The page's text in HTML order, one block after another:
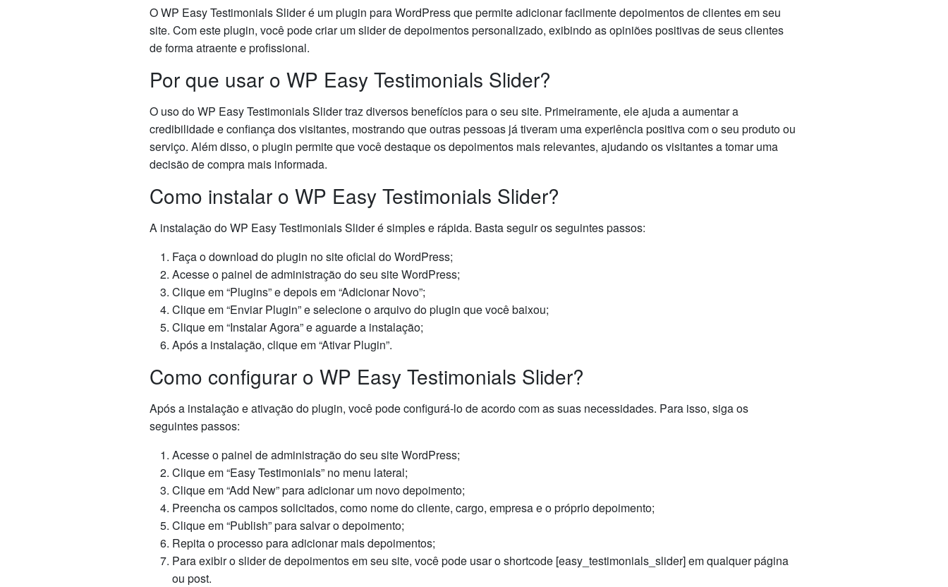
O WP Easy Testimonials Slider é um plugin para WordPress que permite adicionar facilmente depoimentos de clientes em seu
site. Com este plugin, você pode criar um slider de depoimentos personalizado, exibindo as opiniões positivas de seus clientes
de forma atraente e profissional.
Por que usar o WP Easy Testimonials Slider?
O uso do WP Easy Testimonials Slider traz diversos benefícios para o seu site. Primeiramente, ele ajuda a aumentar a
credibilidade e confiança dos visitantes, mostrando que outras pessoas já tiveram uma experiência positiva com o seu produto ou
serviço. Além disso, o plugin permite que você destaque os depoimentos mais relevantes, ajudando os visitantes a tomar uma
decisão de compra mais informada.
Como instalar o WP Easy Testimonials Slider?
A instalação do WP Easy Testimonials Slider é simples e rápida. Basta seguir os seguintes passos:
Faça o download do plugin no site oficial do WordPress;
Acesse o painel de administração do seu site WordPress;
Clique em “Plugins” e depois em “Adicionar Novo”;
Clique em “Enviar Plugin” e selecione o arquivo do plugin que você baixou;
Clique em “Instalar Agora” e aguarde a instalação;
Após a instalação, clique em “Ativar Plugin”.
Como configurar o WP Easy Testimonials Slider?
Após a instalação e ativação do plugin, você pode configurá-lo de acordo com as suas necessidades. Para isso, siga os
seguintes passos:
Acesse o painel de administração do seu site WordPress;
Clique em “Easy Testimonials” no menu lateral;
Clique em “Add New” para adicionar um novo depoimento;
Preencha os campos solicitados, como nome do cliente, cargo, empresa e o próprio depoimento;
Clique em “Publish” para salvar o depoimento;
Repita o processo para adicionar mais depoimentos;
Para exibir o slider de depoimentos em seu site, você pode usar o shortcode [easy_testimonials_slider] em qualquer página
ou post.